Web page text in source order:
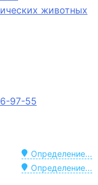
животных
97-55
Определение...
Определение...